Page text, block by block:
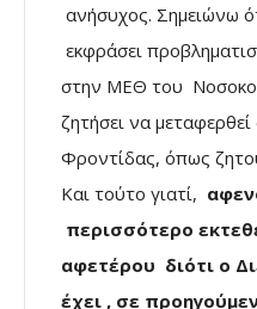
ανήσυχος. Σημειώνω
εκφράσει
στην ΜΕΘ του
ζητήσει να
Φροντίδας, όπως
Και τούτο γιατί,
περισσότερο
αφετέρου διότι ο
έχει , σε